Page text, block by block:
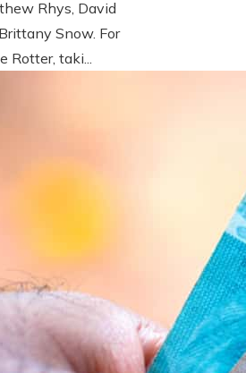
Rhys, David
Snow. For
Rotter, taki...